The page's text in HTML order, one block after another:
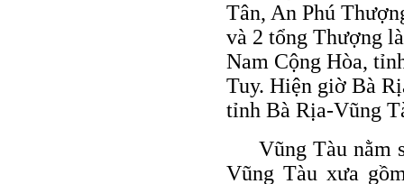
Tân, An Phú
và 2 tổng Thượng
Nam Cộng Hòa,
Tuy. Hiện giờ Bà
tỉnh Bà Rịa-Vũng
Vũng Tàu nằm
Vũng Tàu xưa